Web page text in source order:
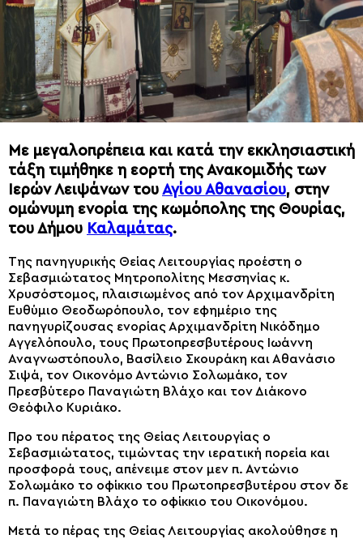
Με μεγαλοπρέπεια και κατά την εκκλησιαστική
τάξη τιμήθηκε η εορτή της Ανακομιδής των
Ιερών Λειψάνων του Αγίου Αθανασίου, στην
ομώνυμη ενορία της κωμόπολης της Θουρίας,
του Δήμου Καλαμάτας.
Της πανηγυρικής Θείας Λειτουργίας προέστη ο
Σεβασμιώτατος Μητροπολίτης Μεσσηνίας κ.
Χρυσόστομος, πλαισιωμένος από τον Αρχιμανδρίτη
Ευθύμιο Θεοδωρόπουλο, τον εφημέριο της
πανηγυρίζουσας ενορίας Αρχιμανδρίτη Νικόδημο
Αγγελόπουλο, τους Πρωτοπρεσβυτέρους Ιωάννη
Αναγνωστόπουλο, Βασίλειο Σκουράκη και Αθανάσιο
Σιψά, τον Οικονόμο Αντώνιο Σολωμάκο, τον
Πρεσβύτερο Παναγιώτη Βλάχο και τον Διάκονο
Θεόφιλο Κυριάκο.
Προ του πέρατος της Θείας Λειτουργίας ο
Σεβασμιώτατος, τιμώντας την ιερατική πορεία και
προσφορά τους, απένειμε στον μεν π. Αντώνιο
Σολωμάκο το οφίκκιο του Πρωτοπρεσβυτέρου στον δε
π. Παναγιώτη Βλάχο το οφίκκιο του Οικονόμου.
Μετά το πέρας της Θείας Λειτουργίας ακολούθησε η